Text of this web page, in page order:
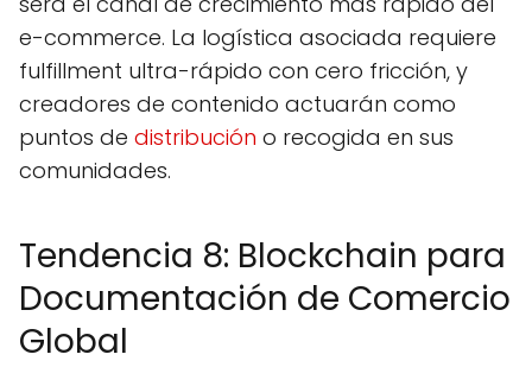
e-commerce. La logística asociada requiere
fulfillment ultra-rápido con cero fricción, y
creadores de contenido actuarán como
puntos de distribución o recogida en sus
comunidades.
Tendencia 8: Blockchain para
Documentación de Comercio
Global